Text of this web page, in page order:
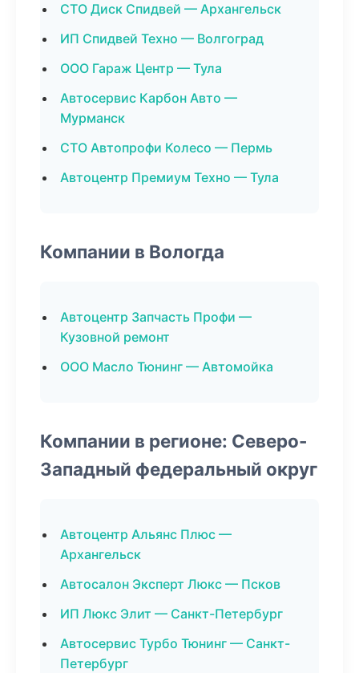
СТО Диск Спидвей — Архангельск
ИП Спидвей Техно — Волгоград
ООО Гараж Центр — Тула
Автосервис Карбон Авто —
Мурманск
СТО Автопрофи Колесо — Пермь
Автоцентр Премиум Техно — Тула
Компании в Вологда
Автоцентр Запчасть Профи —
Кузовной ремонт
ООО Масло Тюнинг — Автомойка
Компании в регионе: Северо-
Западный федеральный округ
Автоцентр Альянс Плюс —
Архангельск
Автосалон Эксперт Люкс — Псков
ИП Люкс Элит — Санкт-Петербург
Автосервис Турбо Тюнинг — Санкт-
Петербург